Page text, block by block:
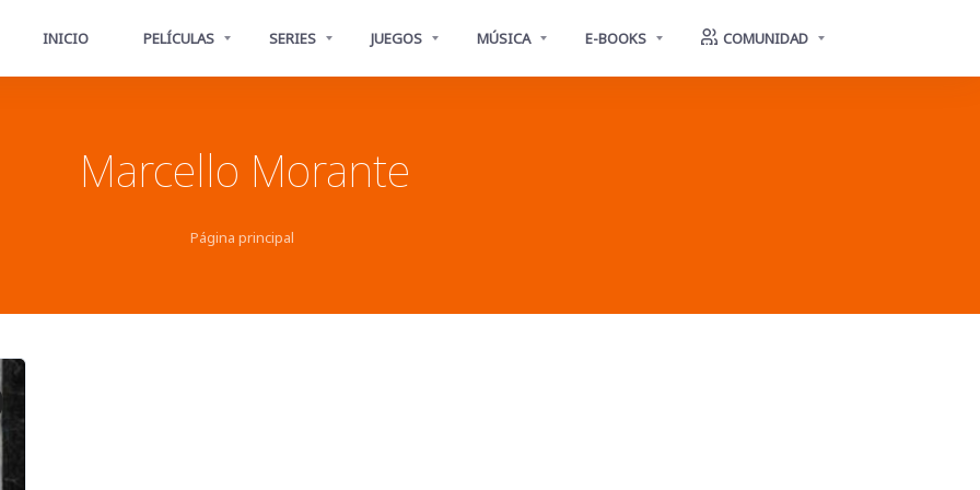
INICIO PELÍCULAS SERIES JUEGOS MÚSICA E-BOOKS COMUNIDAD
Marcello Morante
Página principal